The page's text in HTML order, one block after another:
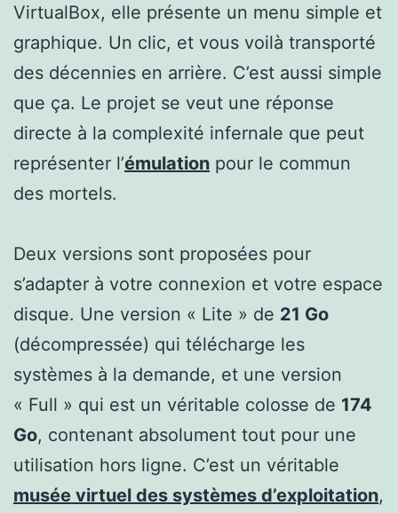
VirtualBox, elle présente un menu simple et
graphique. Un clic, et vous voilà transporté
des décennies en arrière. C’est aussi simple
que ça. Le projet se veut une réponse
directe à la complexité infernale que peut
représenter l’émulation pour le commun
des mortels.
Deux versions sont proposées pour
s’adapter à votre connexion et votre espace
disque. Une version « Lite » de 21 Go
(décompressée) qui télécharge les
systèmes à la demande, et une version
« Full » qui est un véritable colosse de 174
Go, contenant absolument tout pour une
utilisation hors ligne. C’est un véritable
musée virtuel des systèmes d’exploitation,